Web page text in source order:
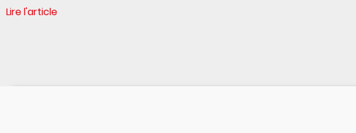
Lire l'article